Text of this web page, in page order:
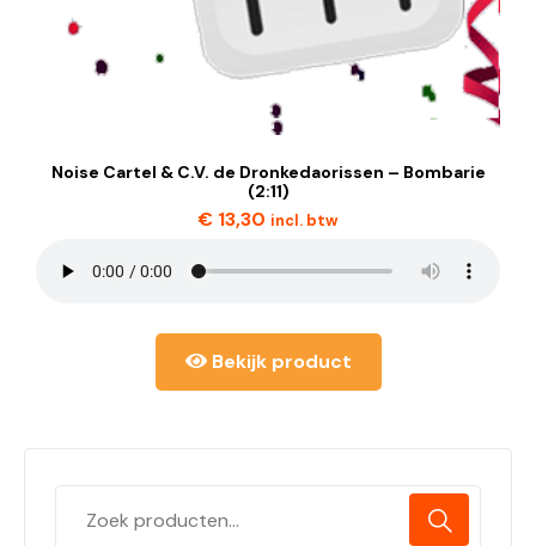
Noise Cartel & C.V. de Dronkedaorissen – Bombarie
(2:11)
€ 13,30 incl. btw
Bekijk product